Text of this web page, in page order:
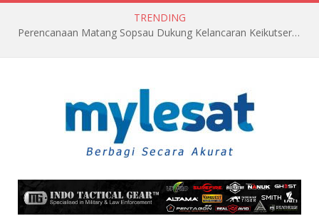
TRENDING
Perencanaan Matang Sopsau Dukung Kelancaran Keikutsertaan TNI AU di Pitch Black 2026